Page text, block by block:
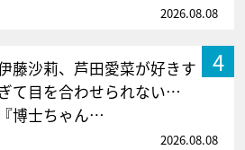
2026.08.08
4
藤沙莉、芦田愛菜が好きす
ぎて目を合わせられない…
『博士ちゃん…
2026.08.08